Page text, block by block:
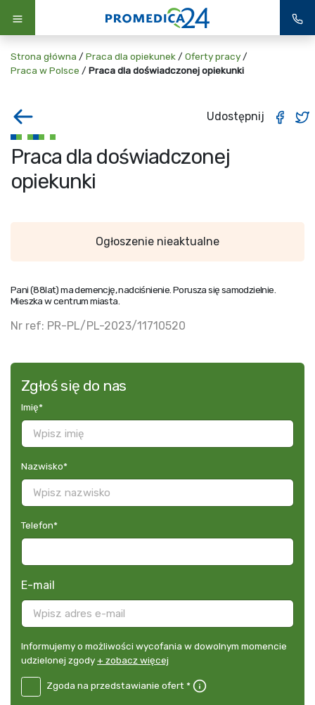
Strona główna / Praca dla opiekunek / Oferty pracy /
Praca w Polsce / Praca dla doświadczonej opiekunki
Udostępnij
Praca dla doświadczonej
opiekunki
Ogłoszenie nieaktualne
Pani (88lat) ma demencję, nadciśnienie. Porusza się samodzielnie.
Mieszka w centrum miasta.
Nr ref: PR-PL/PL-2023/11710520
Zgłoś się do nas
Imię*
Nazwisko*
Telefon*
E-mail
Informujemy
o
wycofania
Informujemy o możliwości wycofania w dowolnym momencie
udzielonej zgody+ zobacz więcej
PL
Zgoda na przedstawianie ofert *